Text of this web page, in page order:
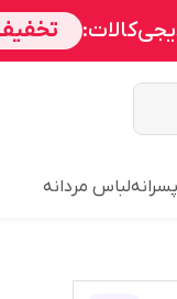
لباس مردانه